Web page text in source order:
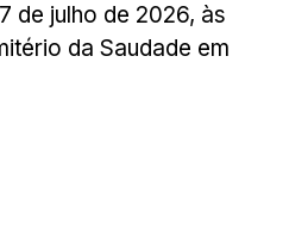
de julho de 2026, às
da Saudade em